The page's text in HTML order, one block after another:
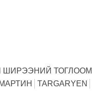
ШИРЭЭНИЙ ТОГЛООМ
TARGARYEN